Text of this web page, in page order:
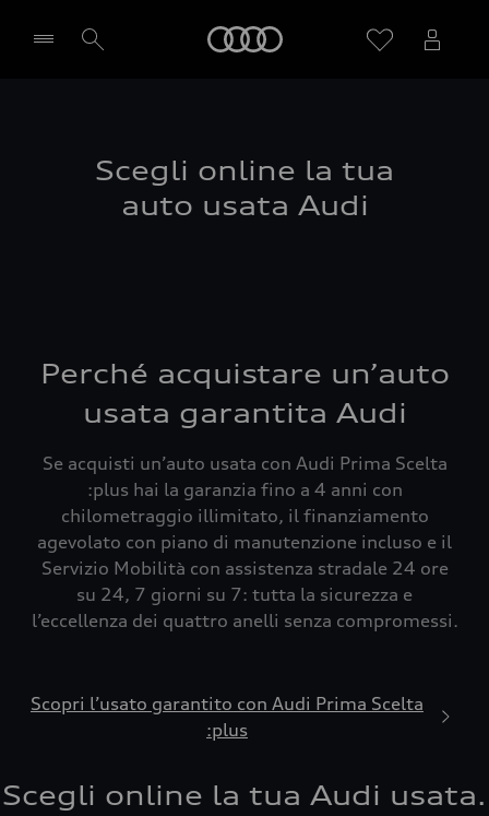
Scegli online la tua
auto usata Audi
Perché acquistare un’auto
usata garantita Audi
Se acquisti un’auto usata con Audi Prima Scelta
:plus hai la garanzia fino a 4 anni con
chilometraggio illimitato, il finanziamento
agevolato con piano di manutenzione incluso e il
Servizio Mobilità con assistenza stradale 24 ore
su 24, 7 giorni su 7: tutta la sicurezza e
l’eccellenza dei quattro anelli senza compromessi.
Scopri l’usato garantito con Audi Prima Scelta
:plus
Scegli online la tua Audi usata.